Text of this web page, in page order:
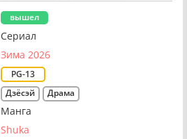
вышел
Сериал
Зима 2026
PG-13
Дзёсэй Драма
Манга
Shuka